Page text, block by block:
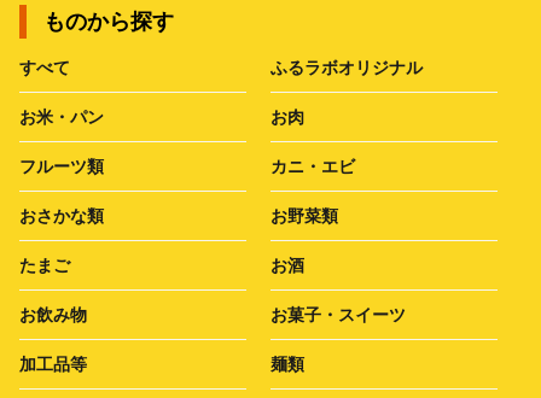
ものから探す
すべて ふるラボオリジナル
お米・パン お肉
フルーツ類 カニ・エビ
おさかな類 お野菜類
たまご お酒
お飲み物 お菓子・スイーツ
加工品等 麺類